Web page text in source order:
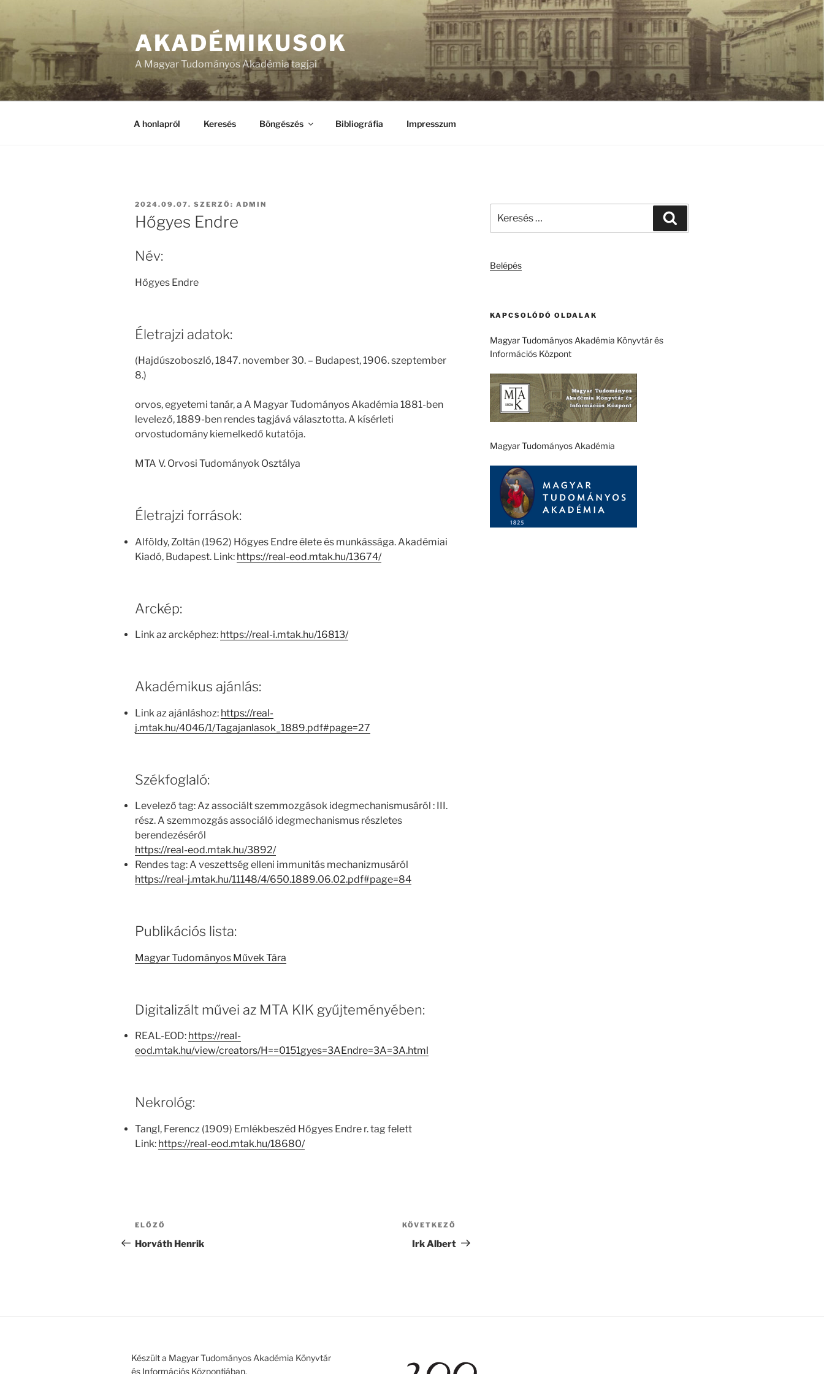
AKADÉMIKUSOK
A Magyar Tudományos Akadémia tagjai
A honlapról Keresés Böngészés Bibliográfia Impresszum
BEKÜLDVE:
2024.09.07. SZERZŐ: ADMIN
Hőgyes Endre
Név:
Hőgyes Endre
Életrajzi adatok:
(Hajdúszoboszló, 1847. november 30. – Budapest, 1906. szeptember
8.)
orvos, egyetemi tanár, a A Magyar Tudományos Akadémia 1881-ben
levelező, 1889-ben rendes tagjává választotta. A kísérleti
orvostudomány kiemelkedő kutatója.
MTA V. Orvosi Tudományok Osztálya
Életrajzi források:
Alföldy, Zoltán (1962) Hőgyes Endre élete és munkássága. Akadémiai
Kiadó, Budapest. Link: https://real-eod.mtak.hu/13674/
Arckép:
Link az arcképhez: https://real-i.mtak.hu/16813/
Akadémikus ajánlás:
Link az ajánláshoz: https://real-
j.mtak.hu/4046/1/Tagajanlasok_1889.pdf#page=27
Székfoglaló:
Levelező tag: Az associált szemmozgások idegmechanismusáról : III.
rész. A szemmozgás associáló idegmechanismus részletes
berendezéséről
https://real-eod.mtak.hu/3892/
Rendes tag: A veszettség elleni immunitás mechanizmusáról
https://real-j.mtak.hu/11148/4/650.1889.06.02.pdf#page=84
Publikációs lista:
Magyar Tudományos Művek Tára
Digitalizált művei az MTA KIK gyűjteményében:
REAL-EOD: https://real-
eod.mtak.hu/view/creators/H==0151gyes=3AEndre=3A=3A.html
Nekrológ:
Tangl, Ferencz (1909) Emlékbeszéd Hőgyes Endre r. tag felett
Link: https://real-eod.mtak.hu/18680/
Bejegyzés
navigáció
Korábbi
bejegyzés
ELŐZŐ
Horváth Henrik
bejegyzés
KÖVETKEZŐ
Irk Albert
következő
Belépés
KAPCSOLÓDÓ OLDALAK
Magyar Tudományos Akadémia Könyvtár és
Információs Központ
Magyar Tudományos Akadémia
Készült a Magyar Tudományos Akadémia Könyvtár
és Információs Központjában.